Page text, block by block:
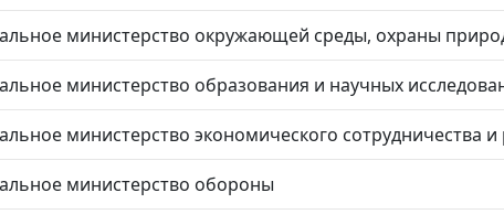
министерство окружающей среды, охраны
министерство образования и научных
министерство экономического сотрудничества и
министерство обороны